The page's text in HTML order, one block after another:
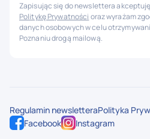
Zapisując się do newslettera
Politykę Prywatności oraz wyrażam
danych osobowych w celu
Poznaniu drogą mailową.
Facebook Instagram
Regulamin newsletteraPolityka